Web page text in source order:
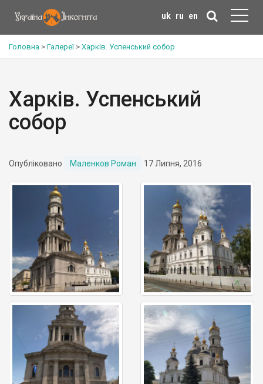
uk ru en
Головна > Галереї> Харків. Успенський собор
Харків. Успенський
собор
Опубліковано Маленков Роман 17 Липня, 2016